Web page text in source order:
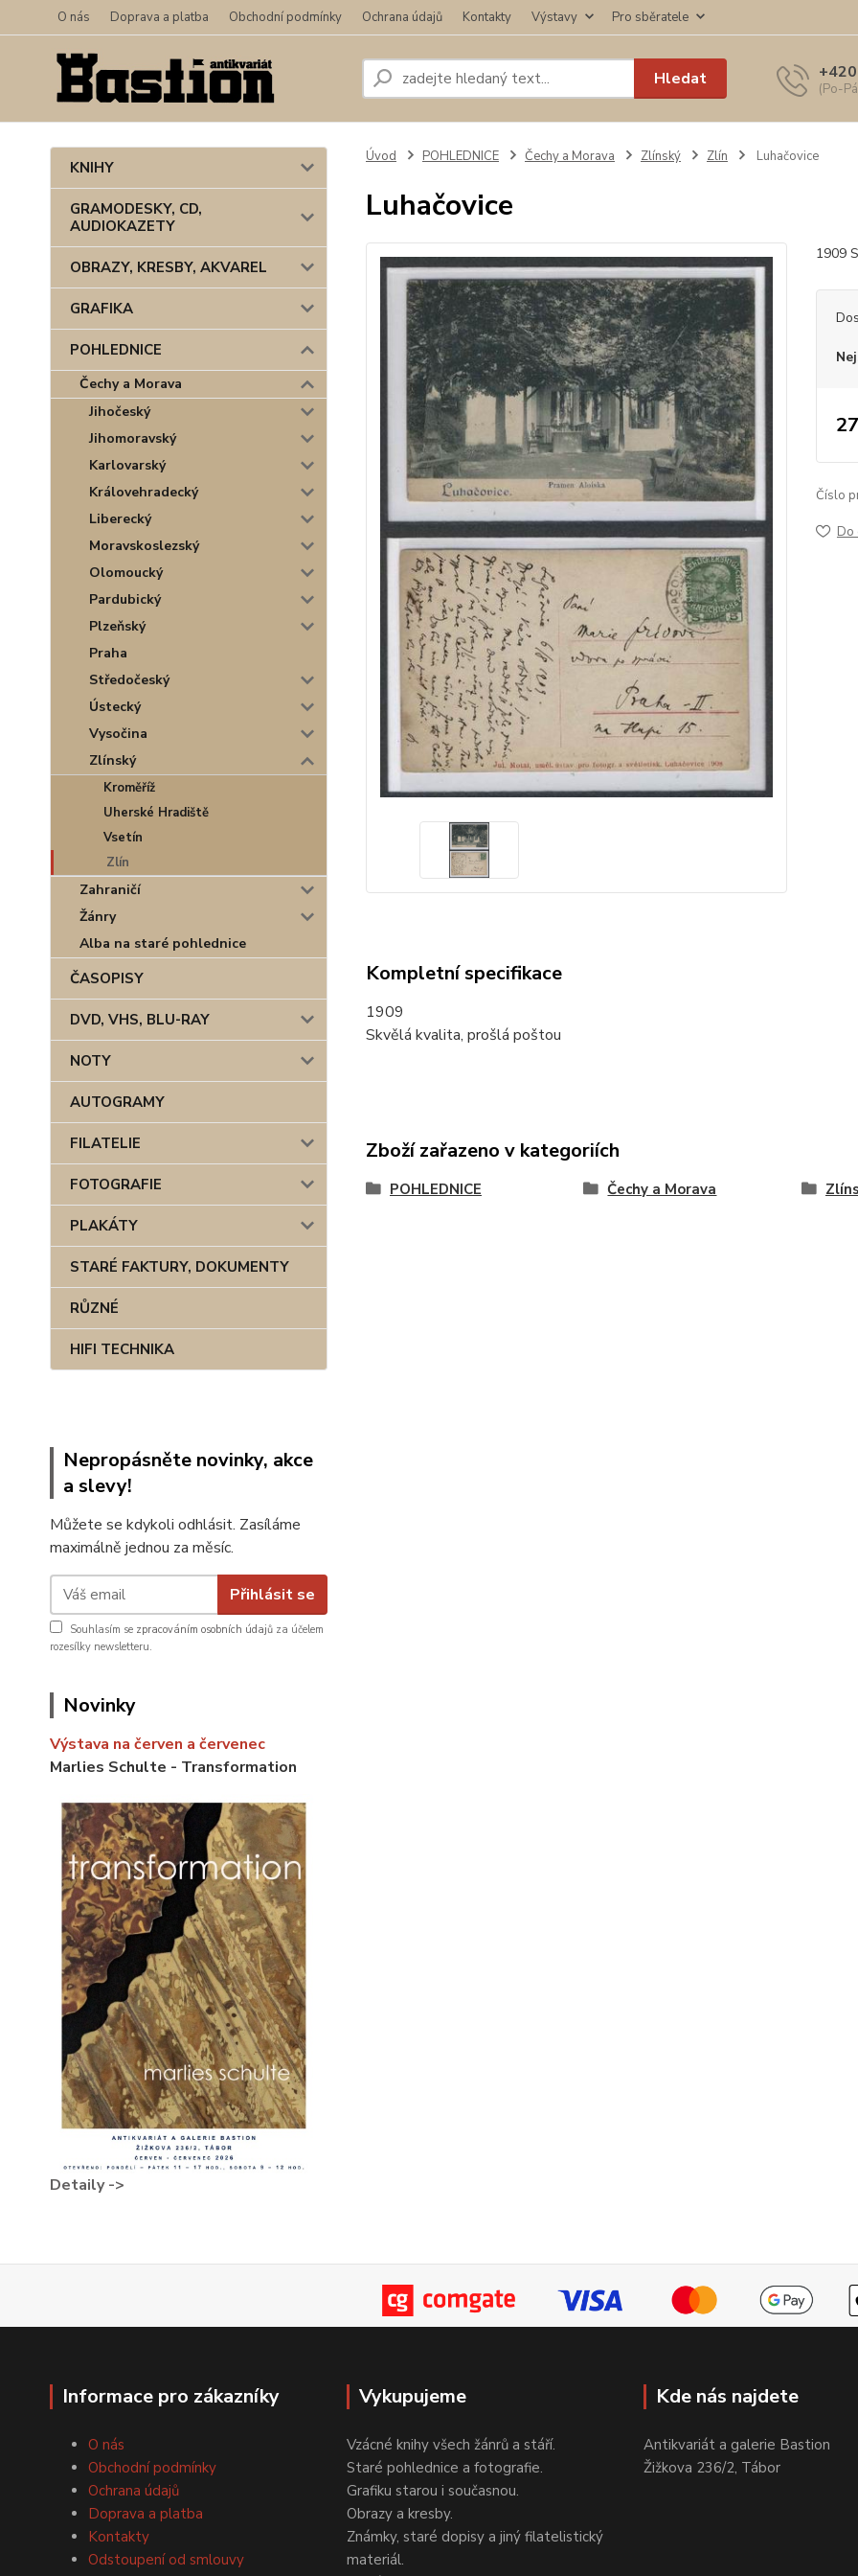
O nás Doprava a platba Obchodní podmínky Ochrana údajů Kontakty Výstavy Pro sběratele
Hledat (Po-
KNIHY
GRAMODESKY, CD,
AUDIOKAZETY
OBRAZY, KRESBY, AKVAREL
GRAFIKA
POHLEDNICE
Čechy a Morava
Jihočeský
Jihomoravský
Karlovarský
Královehradecký
Liberecký
Moravskoslezský
Olomoucký
Pardubický
Plzeňský
Praha
Středočeský
Ústecký
Vysočina
Zlínský
Kroměříž
Uherské Hradiště
Vsetín
Zlín
Zahraničí
Žánry
Alba na staré pohlednice
ČASOPISY
DVD, VHS, BLU-RAY
NOTY
AUTOGRAMY
FILATELIE
FOTOGRAFIE
PLAKÁTY
STARÉ FAKTURY, DOKUMENTY
RŮZNÉ
HIFI TECHNIKA
Nepropásněte novinky, akce
a slevy!
Můžete se kdykoli odhlásit. Zasíláme
maximálně jednou za měsíc.
Přihlásit se
Souhlasím se zpracováním osobních údajů za účelem
rozesílky newsletteru.
Novinky
Výstava na červen a červenec
Marlies Schulte - Transformation
Detaily ->
Úvod POHLEDNICE Čechy a Morava Zlínský Zlín Luhačovice
Luhačovice
1909
Číslo
Do
Kompletní specifikace
1909
Skvělá kvalita, prošlá poštou
Zboží zařazeno v kategoriích
POHLEDNICE Čechy a Morava
Informace pro zákazníky
O nás
Obchodní podmínky
Ochrana údajů
Doprava a platba
Kontakty
Odstoupení od smlouvy
Vykupujeme
Vzácné knihy všech žánrů a stáří.
Staré pohlednice a fotografie.
Grafiku starou i současnou.
Obrazy a kresby.
Známky, staré dopisy a jiný filatelistický
materiál.
Kde nás najdete
Antikvariát a galerie Bastion
Žižkova 236/2, Tábor